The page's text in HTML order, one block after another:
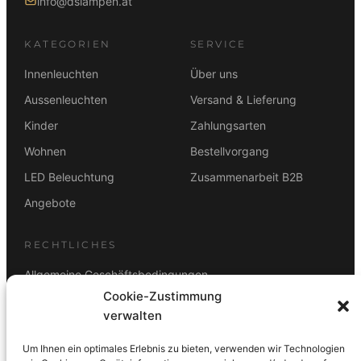
Cookie-Zustimmung
verwalten
Um Ihnen ein optimales Erlebnis zu bieten, verwenden wir Technologien
KATEGORIEN
Innenleuchten
Aussenleuchten
Kinder
Wohnen
LED Beleuchtung
Angebote
SERVICE
Über uns
Versand & Lieferung
Zahlungsarten
Bestellvorgang
Zusammenarbeit B2B
RECHTLICHES
Allgemeine Geschäftsbedingungen
Rücktrittsbelehrung